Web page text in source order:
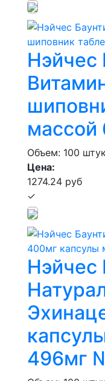
Нэйчес
Объем: 100 штук
Цена:
1274.24 руб
✓
Нэйчес
496мг